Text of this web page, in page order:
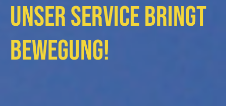
UNSER SERVICE BRINGT
BEWEGUNG!